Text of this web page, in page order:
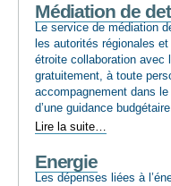
domicile
-
Médiation de
Le service de médiation
les autorités régionales
étroite collaboration avec
gratuitement, à toute
accompagnement dans le
d’une guidance
Médiation
dettes
-
Lire la suite…
Energie
Les dépenses liées à